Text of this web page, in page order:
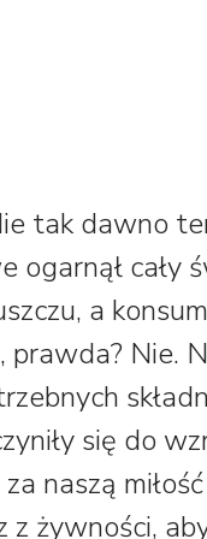
tak dawno
ogarnął
a
Nie.
się do
naszą
z żywności,